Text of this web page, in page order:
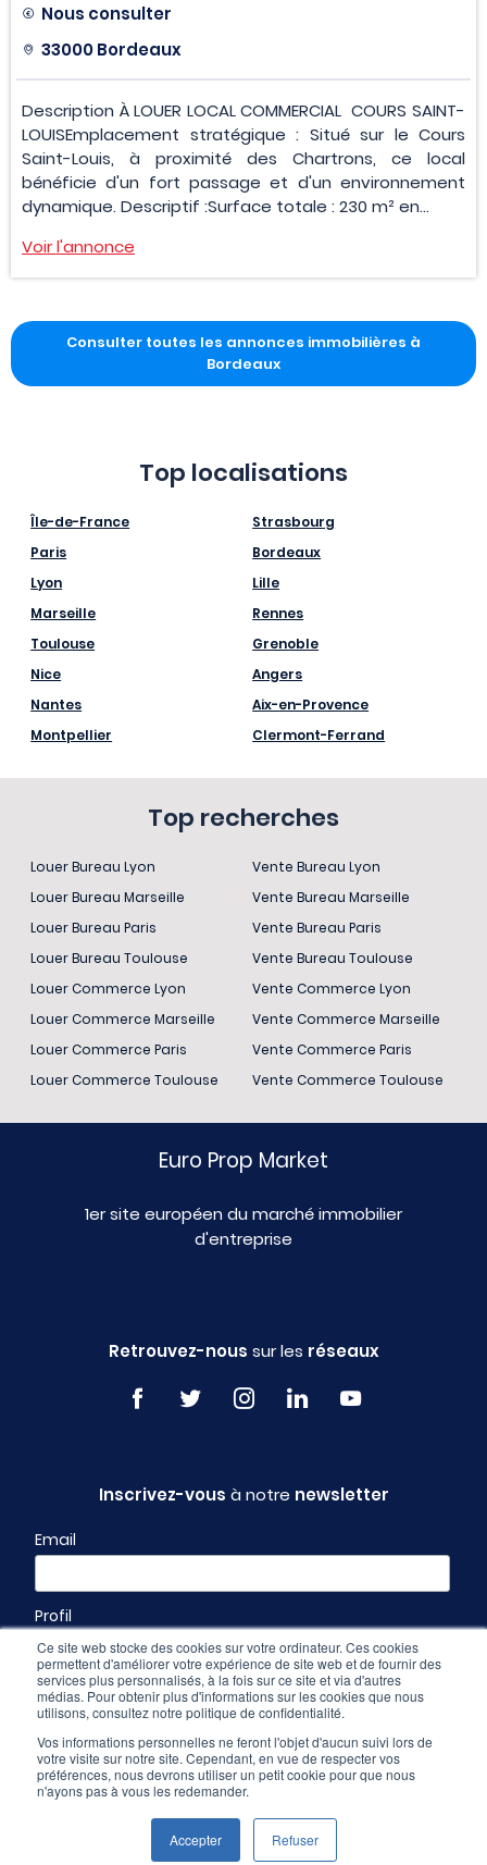
Ce site web stocke des cookies sur votre ordinateur. Ces cookies
permettent d'améliorer votre expérience de site web et de fournir des
services plus personnalisés, à la fois sur ce site et via d'autres
médias. Pour obtenir plus d'informations sur les cookies que nous
utilisons, consultez notre politique de confidentialité.
Vos informations personnelles ne feront l'objet d'aucun suivi lors de
votre visite sur notre site. Cependant, en vue de respecter vos
préférences, nous devrons utiliser un petit cookie pour que nous
n'ayons pas à vous les redemander.
Accepter Refuser
Nous consulter
33000 Bordeaux
Description À LOUER LOCAL COMMERCIAL  COURS SAINT-
LOUISEmplacement stratégique : Situé sur le Cours
Saint-Louis, à proximité des Chartrons, ce local
bénéficie d'un fort passage et d'un environnement
dynamique. Descriptif :Surface totale : 230 m² en...
Voir l'annonce
Consulter toutes les annonces immobilières à
Bordeaux
Top localisations
Île-de-France
Paris
Lyon
Marseille
Toulouse
Nice
Nantes
Montpellier
Strasbourg
Bordeaux
Lille
Rennes
Grenoble
Angers
Aix-en-Provence
Clermont-Ferrand
Top recherches
Louer Bureau Lyon
Louer Bureau Marseille
Louer Bureau Paris
Louer Bureau Toulouse
Louer Commerce Lyon
Louer Commerce Marseille
Louer Commerce Paris
Louer Commerce Toulouse
Vente Bureau Lyon
Vente Bureau Marseille
Vente Bureau Paris
Vente Bureau Toulouse
Vente Commerce Lyon
Vente Commerce Marseille
Vente Commerce Paris
Vente Commerce Toulouse
Euro Prop Market
1er site européen du marché immobilier
d'entreprise
Retrouvez-nous sur les réseaux
Inscrivez-vous à notre newsletter
Email
Profil
Espace pro - CGU & mentions légales